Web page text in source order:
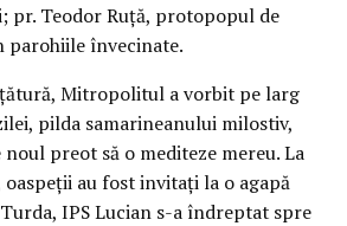
pr. Teodor Ruţă, protopopul de
învecinate.
Mitropolitul a vorbit pe larg
pilda samarineanului milostiv,
preot să o mediteze mereu. La
au fost invitaţi la o agapă
IPS Lucian s-a îndreptat spre